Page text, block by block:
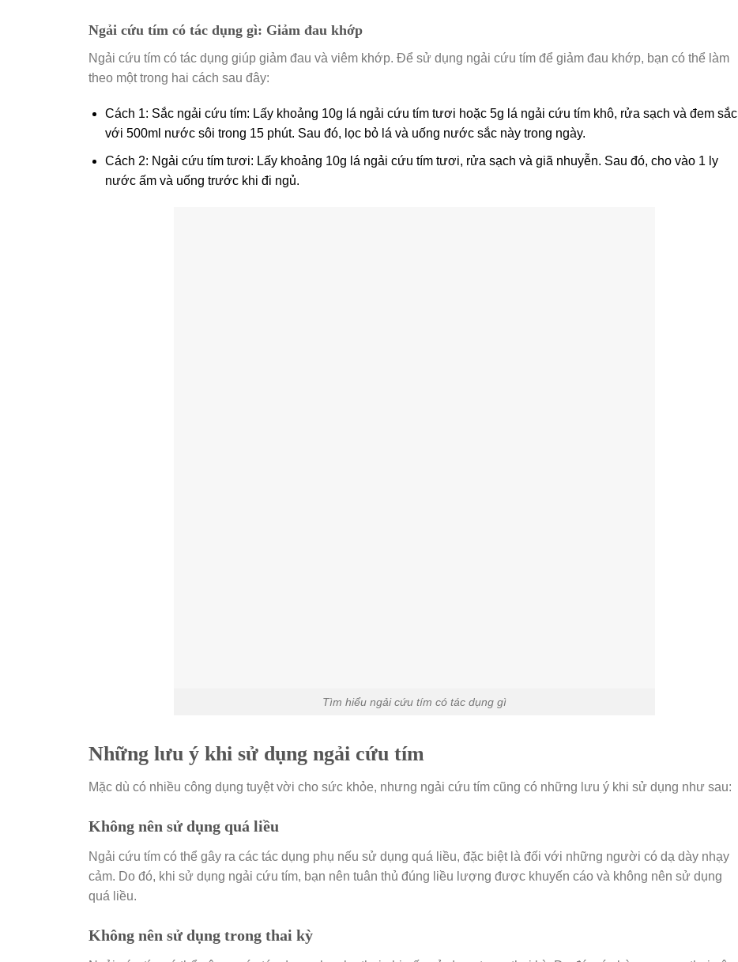
Ngải cứu tím có tác dụng gì: Giảm đau khớp
Ngải cứu tím có tác dụng giúp giảm đau và viêm khớp. Để sử dụng ngải cứu tím để giảm đau khớp, bạn có thể làm
theo một trong hai cách sau đây:
Cách 1: Sắc ngải cứu tím: Lấy khoảng 10g lá ngải cứu tím tươi hoặc 5g lá ngải cứu tím khô, rửa sạch và đem sắc
với 500ml nước sôi trong 15 phút. Sau đó, lọc bỏ lá và uống nước sắc này trong ngày.
Cách 2: Ngải cứu tím tươi: Lấy khoảng 10g lá ngải cứu tím tươi, rửa sạch và giã nhuyễn. Sau đó, cho vào 1 ly
nước ấm và uống trước khi đi ngủ.
Tìm hiểu ngải cứu tím có tác dụng gì
Những lưu ý khi sử dụng ngải cứu tím
Mặc dù có nhiều công dụng tuyệt vời cho sức khỏe, nhưng ngải cứu tím cũng có những lưu ý khi sử dụng như sau:
Không nên sử dụng quá liều
Ngải cứu tím có thể gây ra các tác dụng phụ nếu sử dụng quá liều, đặc biệt là đối với những người có dạ dày nhạy
cảm. Do đó, khi sử dụng ngải cứu tím, bạn nên tuân thủ đúng liều lượng được khuyến cáo và không nên sử dụng
quá liều.
Không nên sử dụng trong thai kỳ